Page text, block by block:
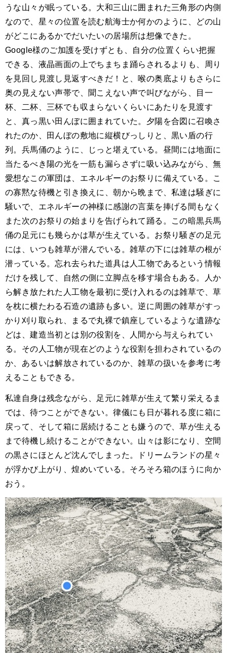
うな山々が眠っている。大和三山に囲まれた三角形の内側
なので、星々の位置を読む航海士か何かのように、どの山
がどこにあるかでだいたいの居場所は想像できた。
Google様のご加護を受けずとも、自分の位置くらい把握
できる、液晶画面の上でちまちま踊らされるよりも、周り
を見回し見渡し見返すべきだ！と、喉の奥底よりもさらに
奥の見えない声帯で、聞こえない声で叫びながら、目一
杯、二杯、三杯でも収まらないくらいにあたりを見渡す
と、真っ黒い田んぼに囲まれていた。夕陽を合図に召喚さ
れたのか、田んぼの敷地に縦横びっしりと、黒い盾の行
列。兵馬俑のように、じっと堪えている。昼間には地面に
当たるべき陽の光を一筋も漏らさずに吸い込みながら、無
愛想なこの軍団は、エネルギーのお祭りに備えている。こ
の寡黙な待機と引き換えに、朝から晩まで、私達は騒ぎに
騒いで、エネルギーの神様に感謝の言葉を捧げる間もなく
また次のお祭りの始まりを告げられて踊る。この暗黒兵馬
俑の足元にも幾らかは草が生えている。お祭り騒ぎの足元
には、いつも雑草が潜んでいる。雑草の下には雑草の根が
潜っている。忘れ去られた道具は人工物であるという情報
だけを残して、自然の側に立脚点を移す場合もある。人か
ら解き放たれた人工物を最初に受け入れるのは雑草で、草
を枕に横たわる石造の遺跡も多い。逆に周囲の雑草がすっ
かり刈り取られ、まるで丸裸で鎮座しているような遺跡な
どは、建造当初とは別の役割を、人間から与えられてい
る。その人工物が現在どのような役割を担わされているの
か、あるいは解放されているのか、雑草の扱いを参考に考
えることもできる。
私達自身は残念ながら、足元に雑草が生えて繁り栄えるま
では、待つことができない。律儀にも日が暮れる度に箱に
戻って、そして箱に居続けることも嫌うので、草が生える
まで待機し続けることができない。山々は影になり、空間
の黒さにほとんど沈んでしまった。ドリームランドの星々
が浮かび上がり、煌めいている。そろそろ箱のほうに向か
おう。